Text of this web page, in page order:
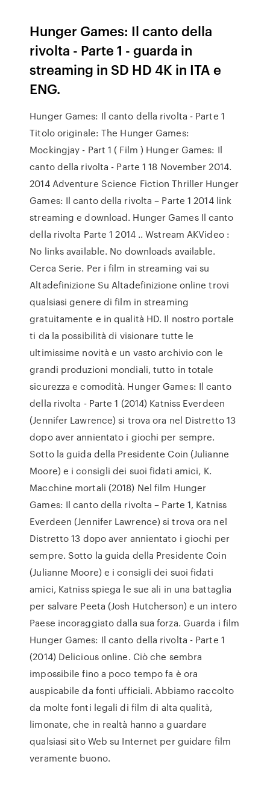
Hunger Games: Il canto della
rivolta - Parte 1 - guarda in
streaming in SD HD 4K in ITA e
ENG.
Hunger Games: Il canto della rivolta - Parte 1
Titolo originale: The Hunger Games:
Mockingjay - Part 1 ( Film ) Hunger Games: Il
canto della rivolta - Parte 1 18 November 2014.
2014 Adventure Science Fiction Thriller Hunger
Games: Il canto della rivolta – Parte 1 2014 link
streaming e download. Hunger Games Il canto
della rivolta Parte 1 2014 .. Wstream AKVideo :
No links available. No downloads available.
Cerca Serie. Per i film in streaming vai su
Altadefinizione Su Altadefinizione online trovi
qualsiasi genere di film in streaming
gratuitamente e in qualità HD. Il nostro portale
ti da la possibilità di visionare tutte le
ultimissime novità e un vasto archivio con le
grandi produzioni mondiali, tutto in totale
sicurezza e comodità. Hunger Games: Il canto
della rivolta - Parte 1 (2014) Katniss Everdeen
(Jennifer Lawrence) si trova ora nel Distretto 13
dopo aver annientato i giochi per sempre.
Sotto la guida della Presidente Coin (Julianne
Moore) e i consigli dei suoi fidati amici, K.
Macchine mortali (2018) Nel film Hunger
Games: Il canto della rivolta – Parte 1, Katniss
Everdeen (Jennifer Lawrence) si trova ora nel
Distretto 13 dopo aver annientato i giochi per
sempre. Sotto la guida della Presidente Coin
(Julianne Moore) e i consigli dei suoi fidati
amici, Katniss spiega le sue ali in una battaglia
per salvare Peeta (Josh Hutcherson) e un intero
Paese incoraggiato dalla sua forza. Guarda i film
Hunger Games: Il canto della rivolta - Parte 1
(2014) Delicious online. Ciò che sembra
impossibile fino a poco tempo fa è ora
auspicabile da fonti ufficiali. Abbiamo raccolto
da molte fonti legali di film di alta qualità,
limonate, che in realtà hanno a guardare
qualsiasi sito Web su Internet per guidare film
veramente buono.